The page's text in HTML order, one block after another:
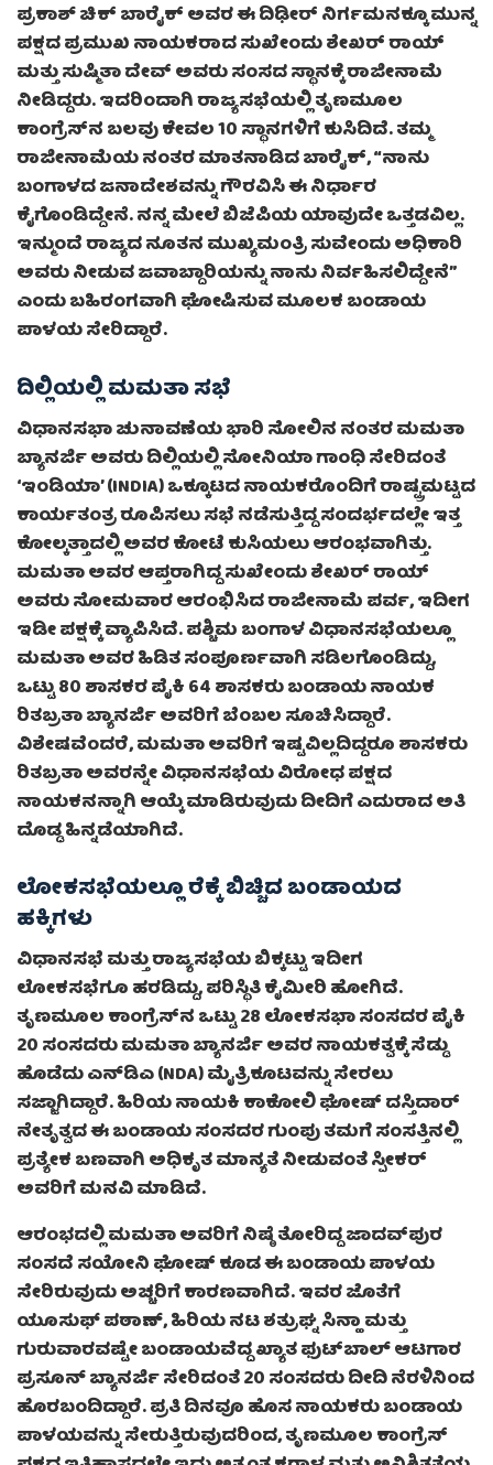
ಪ್ರಕಾಶ್ ಚಿಕ್ ಬಾರೈಕ್ ಅವರ ಈ ದಿಢೀರ್ ನಿರ್ಗಮನಕ್ಕೂ ಮುನ್ನ
ಪಕ್ಷದ ಪ್ರಮುಖ ನಾಯಕರಾದ ಸುಖೇಂದು ಶೇಖರ್ ರಾಯ್
ಮತ್ತು ಸುಷ್ಮಿತಾ ದೇವ್ ಅವರು ಸಂಸದ ಸ್ಥಾನಕ್ಕೆ ರಾಜೀನಾಮೆ
ನೀಡಿದ್ದರು. ಇದರಿಂದಾಗಿ ರಾಜ್ಯಸಭೆಯಲ್ಲಿ ತೃಣಮೂಲ
ಕಾಂಗ್ರೆಸ್‌ನ ಬಲವು ಕೇವಲ 10 ಸ್ಥಾನಗಳಿಗೆ ಕುಸಿದಿದೆ. ತಮ್ಮ
ರಾಜೀನಾಮೆಯ ನಂತರ ಮಾತನಾಡಿದ ಬಾರೈಕ್, “ನಾನು
ಬಂಗಾಳದ ಜನಾದೇಶವನ್ನು ಗೌರವಿಸಿ ಈ ನಿರ್ಧಾರ
ಕೈಗೊಂಡಿದ್ದೇನೆ. ನನ್ನ ಮೇಲೆ ಬಿಜೆಪಿಯ ಯಾವುದೇ ಒತ್ತಡವಿಲ್ಲ.
ಇನ್ಮುಂದೆ ರಾಜ್ಯದ ನೂತನ ಮುಖ್ಯಮಂತ್ರಿ ಸುವೇಂದು ಅಧಿಕಾರಿ
ಅವರು ನೀಡುವ ಜವಾಬ್ದಾರಿಯನ್ನು ನಾನು ನಿರ್ವಹಿಸಲಿದ್ದೇನೆ”
ಎಂದು ಬಹಿರಂಗವಾಗಿ ಘೋಷಿಸುವ ಮೂಲಕ ಬಂಡಾಯ
ಪಾಳಯ ಸೇರಿದ್ದಾರೆ.
ದಿಲ್ಲಿಯಲ್ಲಿ ಮಮತಾ ಸಭೆ
ವಿಧಾನಸಭಾ ಚುನಾವಣೆಯ ಭಾರಿ ಸೋಲಿನ ನಂತರ ಮಮತಾ
ಬ್ಯಾನರ್ಜಿ ಅವರು ದಿಲ್ಲಿಯಲ್ಲಿ ಸೋನಿಯಾ ಗಾಂಧಿ ಸೇರಿದಂತೆ
‘ಇಂಡಿಯಾ’ (INDIA) ಒಕ್ಕೂಟದ ನಾಯಕರೊಂದಿಗೆ ರಾಷ್ಟ್ರಮಟ್ಟದ
ಕಾರ್ಯತಂತ್ರ ರೂಪಿಸಲು ಸಭೆ ನಡೆಸುತ್ತಿದ್ದ ಸಂದರ್ಭದಲ್ಲೇ ಇತ್ತ
ಕೋಲ್ಕತ್ತಾದಲ್ಲಿ ಅವರ ಕೋಟೆ ಕುಸಿಯಲು ಆರಂಭವಾಗಿತ್ತು.
ಮಮತಾ ಅವರ ಆಪ್ತರಾಗಿದ್ದ ಸುಖೇಂದು ಶೇಖರ್ ರಾಯ್
ಅವರು ಸೋಮವಾರ ಆರಂಭಿಸಿದ ರಾಜೀನಾಮೆ ಪರ್ವ, ಇದೀಗ
ಇಡೀ ಪಕ್ಷಕ್ಕೆ ವ್ಯಾಪಿಸಿದೆ. ಪಶ್ಚಿಮ ಬಂಗಾಳ ವಿಧಾನಸಭೆಯಲ್ಲೂ
ಮಮತಾ ಅವರ ಹಿಡಿತ ಸಂಪೂರ್ಣವಾಗಿ ಸಡಿಲಗೊಂಡಿದ್ದು,
ಒಟ್ಟು 80 ಶಾಸಕರ ಪೈಕಿ 64 ಶಾಸಕರು ಬಂಡಾಯ ನಾಯಕ
ರಿತಬ್ರತಾ ಬ್ಯಾನರ್ಜಿ ಅವರಿಗೆ ಬೆಂಬಲ ಸೂಚಿಸಿದ್ದಾರೆ.
ವಿಶೇಷವೆಂದರೆ, ಮಮತಾ ಅವರಿಗೆ ಇಷ್ಟವಿಲ್ಲದಿದ್ದರೂ ಶಾಸಕರು
ರಿತಬ್ರತಾ ಅವರನ್ನೇ ವಿಧಾನಸಭೆಯ ವಿರೋಧ ಪಕ್ಷದ
ನಾಯಕನನ್ನಾಗಿ ಆಯ್ಕೆ ಮಾಡಿರುವುದು ದೀದಿಗೆ ಎದುರಾದ ಅತಿ
ದೊಡ್ಡ ಹಿನ್ನಡೆಯಾಗಿದೆ.
ಲೋಕಸಭೆಯಲ್ಲೂ ರೆಕ್ಕೆ ಬಿಚ್ಚಿದ ಬಂಡಾಯದ
ಹಕ್ಕಿಗಳು
ವಿಧಾನಸಭೆ ಮತ್ತು ರಾಜ್ಯಸಭೆಯ ಬಿಕ್ಕಟ್ಟು ಇದೀಗ
ಲೋಕಸಭೆಗೂ ಹರಡಿದ್ದು, ಪರಿಸ್ಥಿತಿ ಕೈಮೀರಿ ಹೋಗಿದೆ.
ತೃಣಮೂಲ ಕಾಂಗ್ರೆಸ್‌ನ ಒಟ್ಟು 28 ಲೋಕಸಭಾ ಸಂಸದರ ಪೈಕಿ
20 ಸಂಸದರು ಮಮತಾ ಬ್ಯಾನರ್ಜಿ ಅವರ ನಾಯಕತ್ವಕ್ಕೆ ಸೆಡ್ಡು
ಹೊಡೆದು ಎನ್‌ಡಿಎ (NDA) ಮೈತ್ರಿಕೂಟವನ್ನು ಸೇರಲು
ಸಜ್ಜಾಗಿದ್ದಾರೆ. ಹಿರಿಯ ನಾಯಕಿ ಕಾಕೋಲಿ ಘೋಷ್ ದಸ್ತಿದಾರ್
ನೇತೃತ್ವದ ಈ ಬಂಡಾಯ ಸಂಸದರ ಗುಂಪು ತಮಗೆ ಸಂಸತ್ತಿನಲ್ಲಿ
ಪ್ರತ್ಯೇಕ ಬಣವಾಗಿ ಅಧಿಕೃತ ಮಾನ್ಯತೆ ನೀಡುವಂತೆ ಸ್ಪೀಕರ್
ಅವರಿಗೆ ಮನವಿ ಮಾಡಿದೆ.
ಆರಂಭದಲ್ಲಿ ಮಮತಾ ಅವರಿಗೆ ನಿಷ್ಠೆ ತೋರಿದ್ದ ಜಾದವ್‌ಪುರ
ಸಂಸದೆ ಸಯೋನಿ ಘೋಷ್ ಕೂಡ ಈ ಬಂಡಾಯ ಪಾಳಯ
ಸೇರಿರುವುದು ಅಚ್ಚರಿಗೆ ಕಾರಣವಾಗಿದೆ. ಇವರ ಜೊತೆಗೆ
ಯೂಸುಫ್ ಪಠಾಣ್, ಹಿರಿಯ ನಟ ಶತ್ರುಘ್ನ ಸಿನ್ಹಾ ಮತ್ತು
ಗುರುವಾರವಷ್ಟೇ ಬಂಡಾಯವೆದ್ದ ಖ್ಯಾತ ಫುಟ್‌ಬಾಲ್ ಆಟಗಾರ
ಪ್ರಸೂನ್ ಬ್ಯಾನರ್ಜಿ ಸೇರಿದಂತೆ 20 ಸಂಸದರು ದೀದಿ ನೆರಳಿನಿಂದ
ಹೊರಬಂದಿದ್ದಾರೆ. ಪ್ರತಿ ದಿನವೂ ಹೊಸ ನಾಯಕರು ಬಂಡಾಯ
ಪಾಳಯವನ್ನು ಸೇರುತ್ತಿರುವುದರಿಂದ, ತೃಣಮೂಲ ಕಾಂಗ್ರೆಸ್